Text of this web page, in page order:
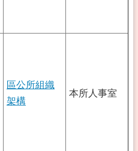
區公所組織
架構
本所人事室